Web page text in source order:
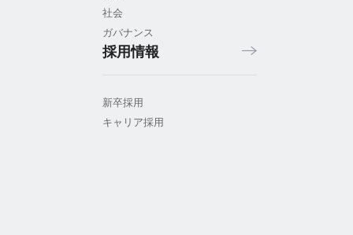
社会
ガバナンス
採用情報
新卒採用
キャリア採用